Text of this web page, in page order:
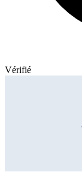
Vérifié